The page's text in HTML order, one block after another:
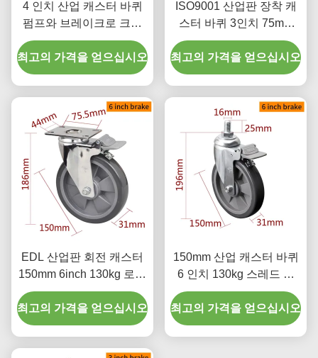
4 인치 산업 캐스터 바퀴
펌프와 브레이크로 크롬
코팅
최고의 가격을 얻으십시오
ISO9001 산업판 장착 캐
스터 바퀴 3인치 75mm
5723P-77
최고의 가격을 얻으십시오
EDL 산업판 회전 캐스터
150mm 6inch 130kg 로드
크롬 코팅
최고의 가격을 얻으십시오
150mm 산업 캐스터 바퀴
6 인치 130kg 스레드 된
TPU 캐스터
최고의 가격을 얻으십시오